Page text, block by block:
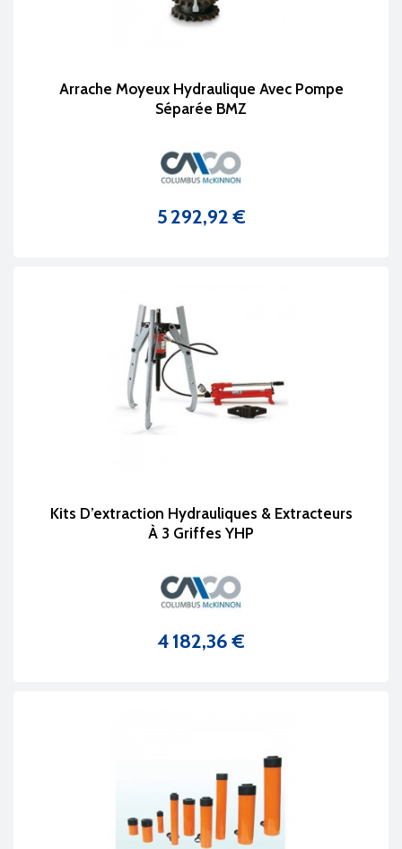
Arrache Moyeux Hydraulique Avec Pompe
Séparée BMZ
Prix
5 292,92 €
Kits D’extraction Hydrauliques & Extracteurs
À 3 Griffes YHP
Prix
4 182,36 €